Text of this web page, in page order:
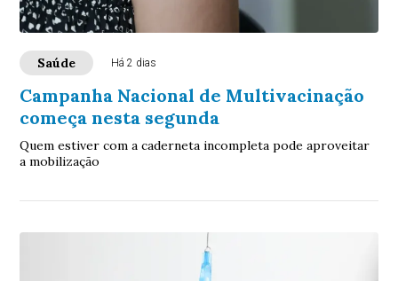
Saúde Há 2 dias
Campanha Nacional de Multivacinação
começa nesta segunda
Quem estiver com a caderneta incompleta pode aproveitar
a mobilização